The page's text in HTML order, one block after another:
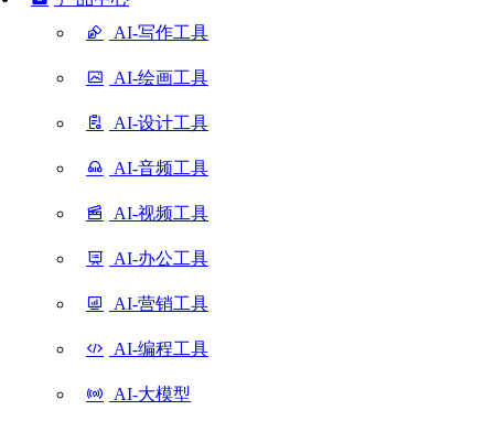
AI-写作工具
AI-绘画工具
AI-设计工具
AI-音频工具
AI-视频工具
AI-办公工具
AI-营销工具
AI-编程工具
AI-大模型